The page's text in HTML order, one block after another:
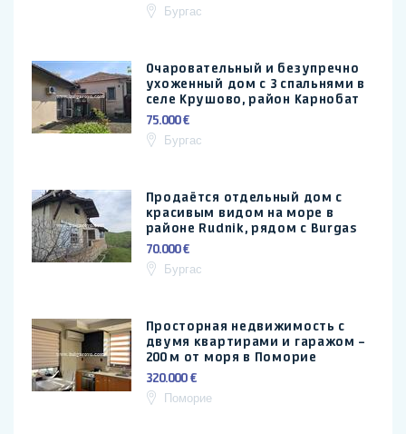
Бургас
Очаровательный и безупречно
ухоженный дом с 3 спальнями в
селе Крушово, район Карнобат
75.000 €
Бургас
Продаётся отдельный дом с
красивым видом на море в
районе Rudnik, рядом с Burgas
70.000 €
Бургас
Просторная недвижимость с
двумя квартирами и гаражом –
200 м от моря в Поморие
320.000 €
Поморие